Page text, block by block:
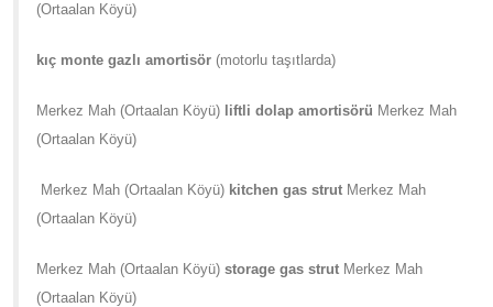
(Ortaalan Köyü)
kıç monte gazlı amortisör (motorlu taşıtlarda)
Merkez Mah (Ortaalan Köyü) liftli dolap amortisörü Merkez Mah
(Ortaalan Köyü)
Merkez Mah (Ortaalan Köyü) kitchen gas strut Merkez Mah
(Ortaalan Köyü)
Merkez Mah (Ortaalan Köyü) storage gas strut Merkez Mah
(Ortaalan Köyü)